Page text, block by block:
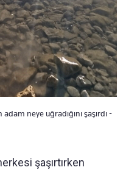
neye uğradığını şaşırdı -
şaşırtırken